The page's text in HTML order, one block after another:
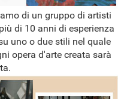
di un gruppo di artisti
di 10 anni di esperienza
uno o due stili nel quale
opera d'arte creata sarà